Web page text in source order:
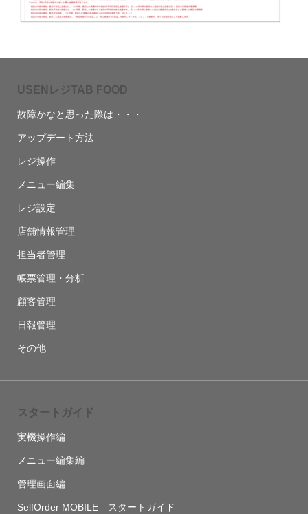
USENレジTAB FOOD
故障かなと思った際は・・・
アップデート方法
レジ操作
メニュー編集
レジ設定
店舗情報管理
担当者管理
帳票管理・分析
顧客管理
日報管理
その他
スタートガイド
実機操作編
メニュー編集編
管理画面編
SelfOrder MOBILE スタートガイド